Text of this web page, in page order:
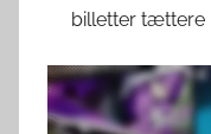
billetter tættere